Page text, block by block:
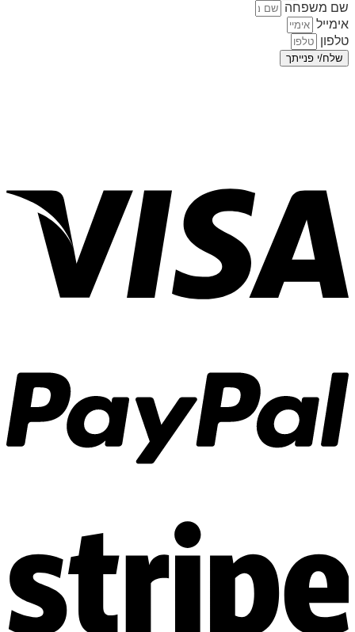
שם משפחה
אימייל
טלפון
שלח/י פנייתך